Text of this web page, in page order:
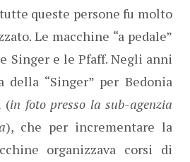
queste persone fu molto
Le macchine “a pedale”
Singer e le Pfaff. Negli anni
della “Singer” per Bedonia
(in foto presso la sub-agenzia
), che per incrementare la
organizzava corsi di